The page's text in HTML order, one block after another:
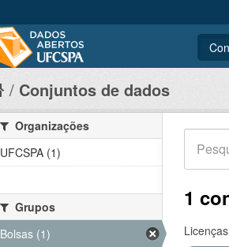
Conjuntos de dados
1
Organizações
UFCSPA (1)
Grupos
Bolsas (1)